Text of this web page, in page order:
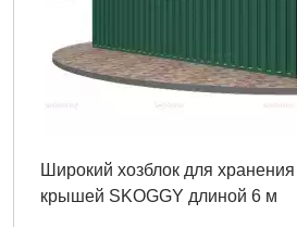
Широкий хозблок для хранения
крышей SKOGGY длиной 6 м